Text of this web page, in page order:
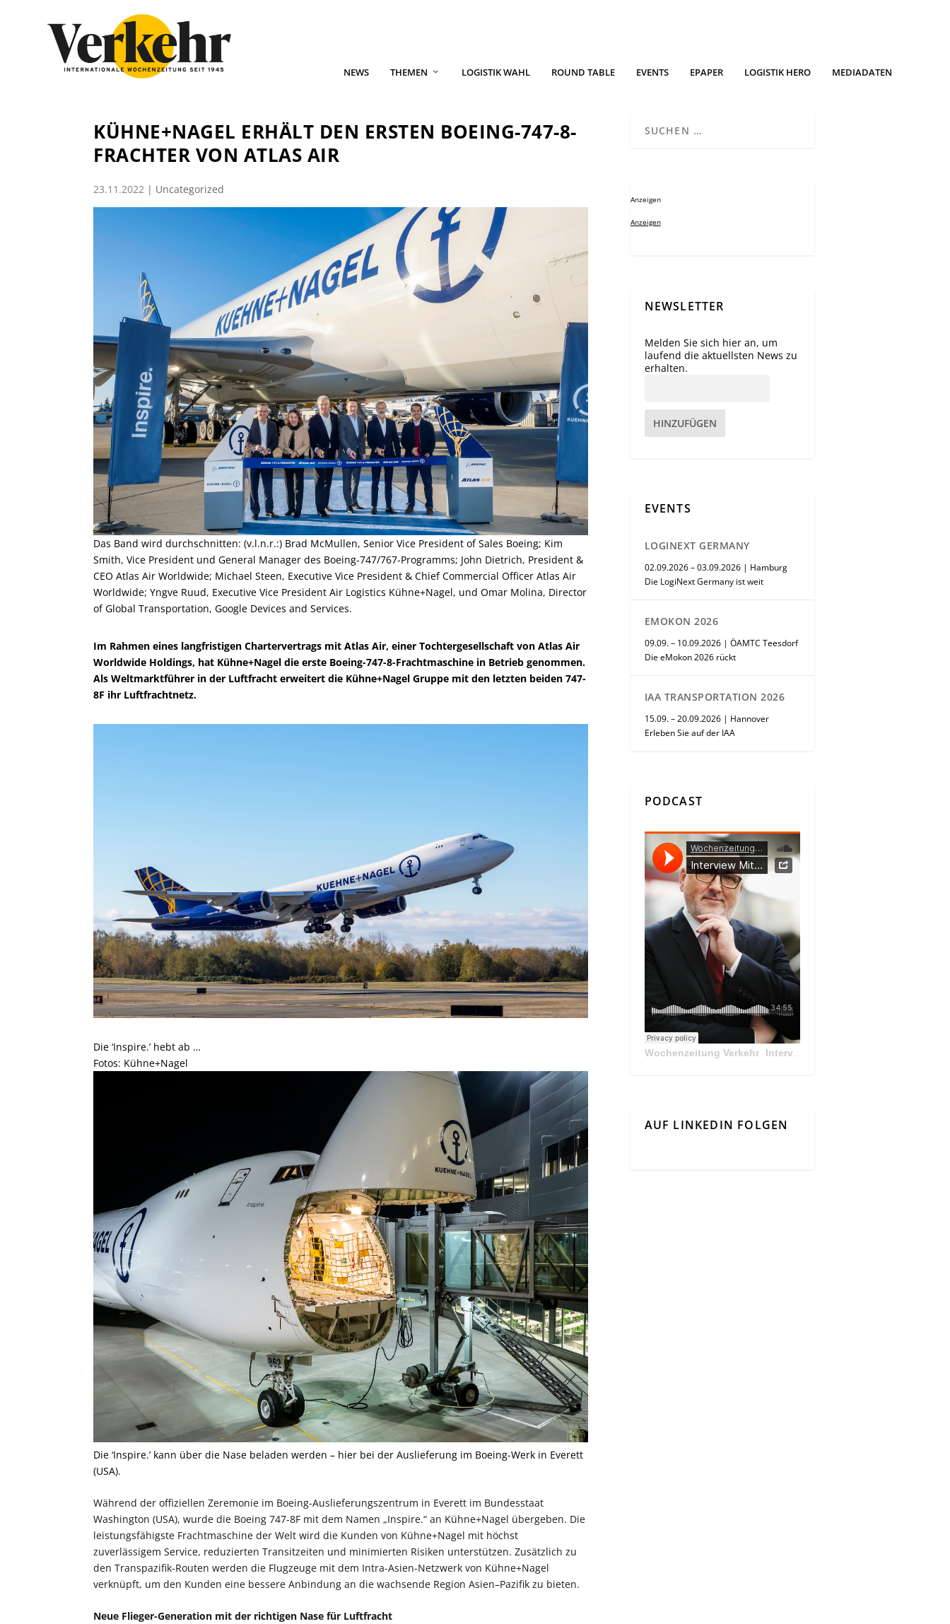
NEWS THEMEN LOGISTIK WAHL ROUND TABLE EVENTS EPAPER LOGISTIK HERO MEDIADATEN
KÜHNE+NAGEL ERHÄLT DEN ERSTEN BOEING-747-8-
FRACHTER VON ATLAS AIR
23.11.2022 | Uncategorized
Das Band wird durchschnitten: (v.l.n.r.:) Brad McMullen, Senior Vice President of Sales Boeing; Kim
Smith, Vice President und General Manager des Boeing-747/767-Programms; John Dietrich, President &
CEO Atlas Air Worldwide; Michael Steen, Executive Vice President & Chief Commercial Officer Atlas Air
Worldwide; Yngve Ruud, Executive Vice President Air Logistics Kühne+Nagel, und Omar Molina, Director
of Global Transportation, Google Devices and Services.
Im Rahmen eines langfristigen Chartervertrags mit Atlas Air, einer Tochtergesellschaft von Atlas Air
Worldwide Holdings, hat Kühne+Nagel die erste Boeing-747-8-Frachtmaschine in Betrieb genommen.
Als Weltmarktführer in der Luftfracht erweitert die Kühne+Nagel Gruppe mit den letzten beiden 747-
8F ihr Luftfrachtnetz.
Die ‘Inspire.’ hebt ab …
Fotos: Kühne+Nagel
Die ‘Inspire.’ kann über die Nase beladen werden – hier bei der Auslieferung im Boeing-Werk in Everett
(USA).
Während der offiziellen Zeremonie im Boeing-Auslieferungszentrum in Everett im Bundesstaat
Washington (USA), wurde die Boeing 747-8F mit dem Namen „Inspire.“ an Kühne+Nagel übergeben. Die
leistungsfähigste Frachtmaschine der Welt wird die Kunden von Kühne+Nagel mit höchst
zuverlässigem Service, reduzierten Transitzeiten und minimierten Risiken unterstützen. Zusätzlich zu
den Transpazifik-Routen werden die Flugzeuge mit dem Intra-Asien-Netzwerk von Kühne+Nagel
verknüpft, um den Kunden eine bessere Anbindung an die wachsende Region Asien–Pazifik zu bieten.
Neue Flieger-Generation mit der richtigen Nase für Luftfracht
Anzeigen
Anzeigen
NEWSLETTER
Melden Sie sich hier an, um
laufend die aktuellsten News zu
erhalten.
HINZUFÜGEN
EVENTS
LOGINEXT GERMANY
02.09.2026 – 03.09.2026 | Hamburg
Die LogiNext Germany ist weit
EMOKON 2026
09.09. – 10.09.2026 | ÖAMTC Teesdorf
Die eMokon 2026 rückt
IAA TRANSPORTATION 2026
15.09. – 20.09.2026 | Hannover
Erleben Sie auf der IAA
PODCAST
Wochenzeitung Verkehr· Interview Mit Andreas Matthä, CEO der ÖBB Holding
AUF LINKEDIN FOLGEN